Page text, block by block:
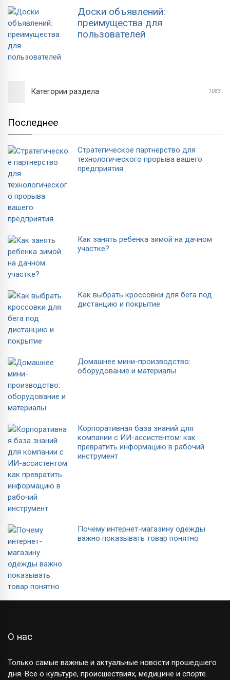
Доски объявлений:
преимущества для
пользователей
Категории раздела 1083
Последнее
Стратегическое партнерство для
технологического прорыва вашего
предприятия
Как занять ребенка зимой на дачном
участке?
Как выбрать кроссовки для бега под
дистанцию и покрытие
Домашнее мини-производство:
оборудование и материалы
Корпоративная база знаний для
компании с ИИ-ассистентом: как
превратить информацию в рабочий
инструмент
Почему интернет-магазину одежды
важно показывать товар понятно
О нас
Только самые важные и актуальные новости прошедшего
дня. Все о культуре, происшествиях, медицине и спорте.